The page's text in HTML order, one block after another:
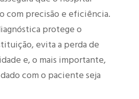
com precisão e eficiência.
protege o
evita a perda de
e, o mais importante,
com o paciente seja